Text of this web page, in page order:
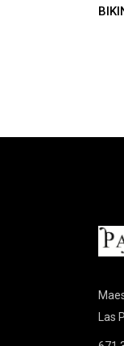
Las